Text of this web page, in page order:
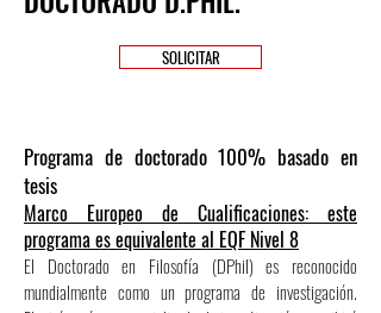
SOLICITAR
Programa de doctorado 100% basado en
tesis
Marco Europeo de Cualificaciones: este
programa es equivalente al EQF Nivel 8
El Doctorado en Filosofía (DPhil) es reconocido
mundialmente como un programa de investigación.